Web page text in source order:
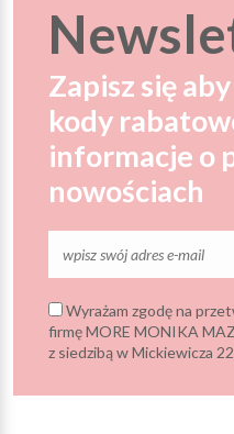
Zapisz się
kody
informacje o
nowościach
Wyrażam zgodę na
firmę MORE MONIKA
z siedzibą w Mickiewicza